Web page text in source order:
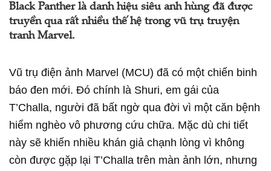
Black Panther là danh hiệu siêu anh hùng đã được
truyền qua rất nhiều thế hệ trong vũ trụ truyện
tranh Marvel.
Vũ trụ điện ảnh Marvel (MCU) đã có một chiến binh
báo đen mới. Đó chính là Shuri, em gái của
T’Challa, người đã bất ngờ qua đời vì một căn bệnh
hiểm nghèo vô phương cứu chữa. Mặc dù chi tiết
này sẽ khiến nhiều khán giả chạnh lòng vì không
còn được gặp lại T’Challa trên màn ảnh lớn, nhưng